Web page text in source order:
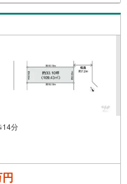
学される場合は「室内・現地
りご希望の日時をご記入い
が可能です。
14分